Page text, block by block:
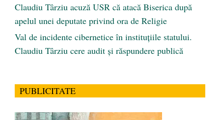
Claudiu Târziu acuză USR că atacă Biserica după
apelul unei deputate privind ora de Religie
Val de incidente cibernetice în instituțiile statului.
Claudiu Târziu cere audit și răspundere publică
PUBLICITATE